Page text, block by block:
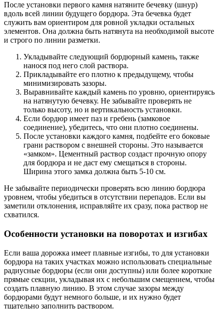
После установки первого камня натяните бечевку (шнур)
вдоль всей линии будущего бордюра. Эта бечевка будет
служить вам ориентиром для ровной укладки остальных
элементов. Она должна быть натянута на необходимой высоте
и строго по линии разметки.
Укладывайте следующий бордюрный камень, также
нанося под него слой раствора.
Прикладывайте его плотно к предыдущему, чтобы
минимизировать зазоры.
Выравнивайте каждый камень по уровню, ориентируясь
на натянутую бечевку. Не забывайте проверять не
только высоту, но и вертикальность установки.
Если бордюр имеет паз и гребень (замковое
соединение), убедитесь, что они плотно соединены.
После установки каждого камня, подбейте его боковые
грани раствором с внешней стороны. Это называется
«замком». Цементный раствор создаст прочную опору
для бордюра и не даст ему смещаться в стороны.
Ширина этого замка должна быть 5-10 см.
Не забывайте периодически проверять всю линию бордюра
уровнем, чтобы убедиться в отсутствии перепадов. Если вы
заметили отклонения, исправляйте их сразу, пока раствор не
схватился.
Особенности установки на поворотах и изгибах
Если ваша дорожка имеет плавные изгибы, то для установки
бордюра на таких участках можно использовать специальные
радиусные бордюры (если они доступны) или более короткие
прямые секции, укладывая их с небольшим смещением, чтобы
создать плавную линию. В этом случае зазоры между
бордюрами будут немного больше, и их нужно будет
тщательно заполнить раствором.